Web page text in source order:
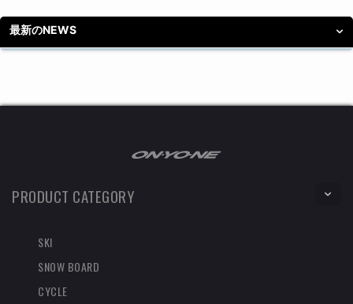
最新のNEWS
PRODUCT CATEGORY
SKI
SNOW BOARD
CYCLE